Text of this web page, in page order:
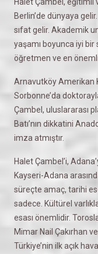
Berlin’de dünyaya
sıfat gelir. Akademik
yaşamı boyunca iyi
öğretmen ve en
Arnavutköy Amerikan
Sorbonne’da
Çambel, uluslararası
Batı’nın dikkatini
imza atmıştır.
Halet Çambel’i,
Kayseri-Adana
süreçte amaç, tarihi
sadece. Kültürel
esası önemlidir.
Mimar Nail Çakırhan
Türkiye’nin ilk açık